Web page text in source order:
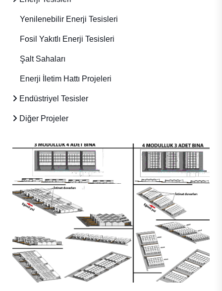
Yenilenebilir Enerji Tesisleri
Fosil Yakıtlı Enerji Tesisleri
Şalt Sahaları
Enerji İletim Hattı Projeleri
Endüstriyel Tesisler
Diğer Projeler